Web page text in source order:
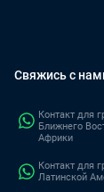
Свяжись с
Контакт для
Ближнего
Африки
Контакт для
Латинской